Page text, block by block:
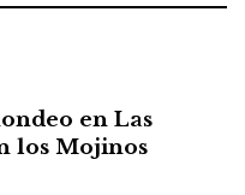
en Las
los Mojinos